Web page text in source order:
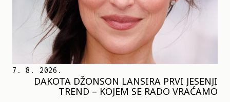
7. 8. 2026.
DAKOTA DŽONSON LANSIRA PRVI JESENJI
TREND – KOJEM SE RADO VRAĆAMO